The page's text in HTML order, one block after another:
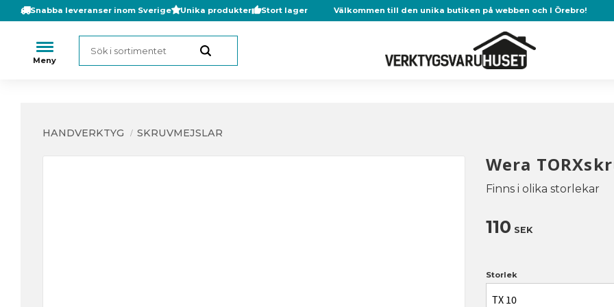
Snabba leveranser inom Sverige Unika produkter Stort lager Välkommen till den unika butiken på webben och I Örebro!
HANDVERKTYG SKRUVMEJSLAR
Wera
Finns i olika storlekar
110 SEK
Storlek
TX 10